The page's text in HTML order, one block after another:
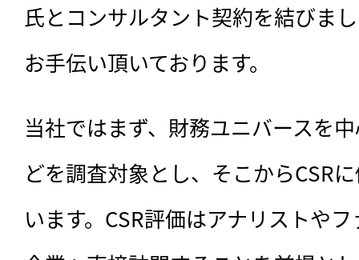
氏とコンサルタント契約を結びま
お手伝い頂いております。
当社ではまず、財務ユニバースを
どを調査対象とし、そこからCSR
います。CSR評価はアナリストや